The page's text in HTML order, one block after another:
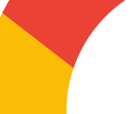
La Sole en Cadena 3